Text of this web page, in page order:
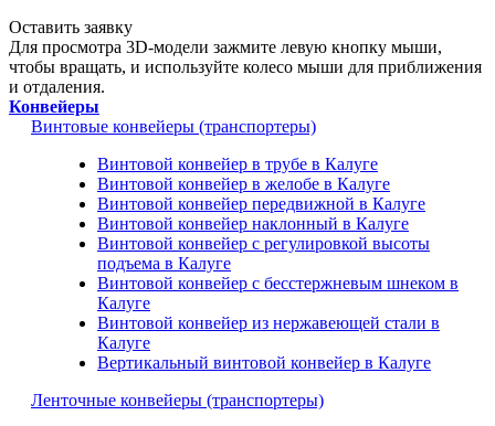
Оставить заявку
Для просмотра 3D-модели зажмите левую кнопку мыши,
чтобы вращать, и используйте колесо мыши для приближения
и отдаления.
Конвейеры
Винтовые конвейеры (транспортеры)
Винтовой конвейер в трубе в Калуге
Винтовой конвейер в желобе в Калуге
Винтовой конвейер передвижной в Калуге
Винтовой конвейер наклонный в Калуге
Винтовой конвейер с регулировкой высоты
подъема в Калуге
Винтовой конвейер с бесстержневым шнеком в
Калуге
Винтовой конвейер из нержавеющей стали в
Калуге
Вертикальный винтовой конвейер в Калуге
Ленточные конвейеры (транспортеры)